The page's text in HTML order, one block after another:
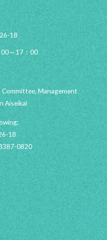
18
～17：00
Management
Aiseikai
18
0820